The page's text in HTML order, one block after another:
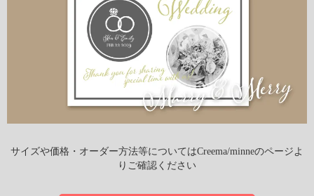
サイズや価格・オーダー方法等についてはCreema/minneのページよ
りご確認ください